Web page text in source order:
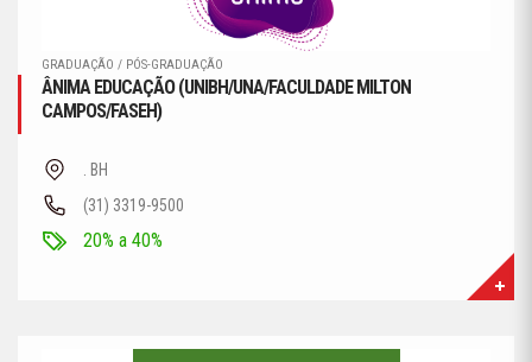
GRADUAÇÃO / PÓS-GRADUAÇÃO
ÂNIMA EDUCAÇÃO (UNIBH/UNA/FACULDADE MILTON
CAMPOS/FASEH)
. BH
(31) 3319-9500
20% a 40%